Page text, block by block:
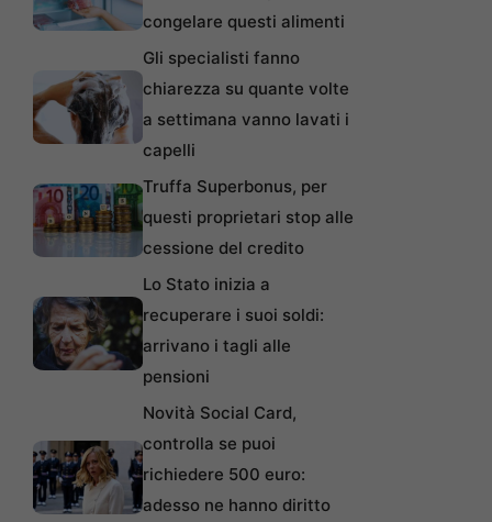
congelare questi alimenti
Gli specialisti fanno
chiarezza su quante volte
a settimana vanno lavati i
capelli
Truffa Superbonus, per
questi proprietari stop alle
cessione del credito
Lo Stato inizia a
recuperare i suoi soldi:
arrivano i tagli alle
pensioni
Novità Social Card,
controlla se puoi
richiedere 500 euro:
adesso ne hanno diritto